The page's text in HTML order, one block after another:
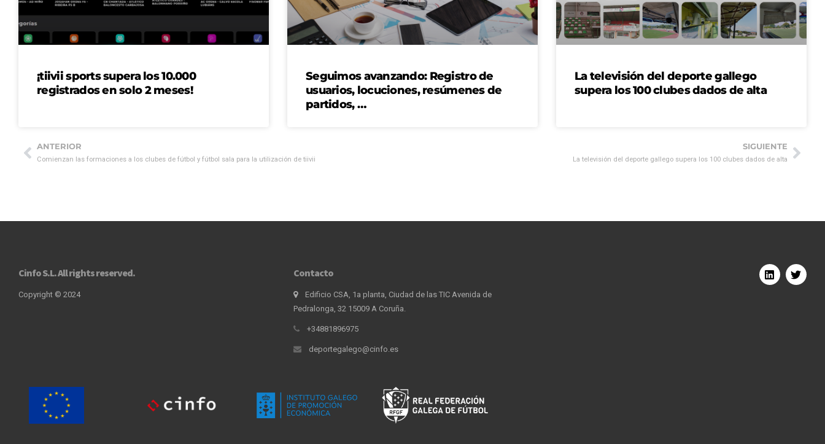
¡tiivii sports supera los 10.000
registrados en solo 2 meses!
Seguimos avanzando: Registro de
usuarios, locuciones, resúmenes de
partidos, …
La televisión del deporte gallego
supera los 100 clubes dados de alta
ANTERIOR
Comienzan las formaciones a los clubes de fútbol y fútbol sala para la utilización de tiivii
SIGUIENTE
La televisión del deporte gallego supera los 100 clubes dados de alta
Cinfo S.L. All rights reserved.
Copyright © 2024
Contacto
Edificio CSA, 1a planta, Ciudad de las TIC Avenida de
Pedralonga, 32 15009 A Coruña.
+34881896975
deportegalego@cinfo.es